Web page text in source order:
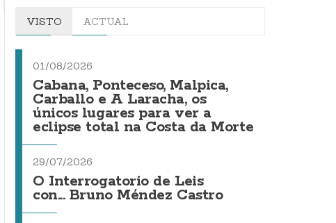
VISTO ACTUAL
01/08/2026
Cabana, Ponteceso, Malpica,
Carballo e A Laracha, os
únicos lugares para ver a
eclipse total na Costa da Morte
29/07/2026
O Interrogatorio de Leis
con... Bruno Méndez Castro